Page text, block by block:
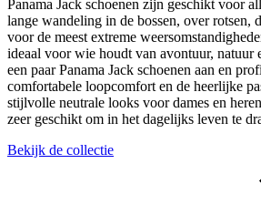
Panama Jack schoenen zijn geschikt voor
lange wandeling in de bossen, over rotsen,
voor de meest extreme
ideaal voor wie houdt van avontuur, natuur
een paar Panama Jack schoenen aan en
comfortabele loopcomfort en de heerlijke
stijlvolle neutrale looks voor dames en
zeer geschikt om in het dagelijks leven te
Bekijk de collectie